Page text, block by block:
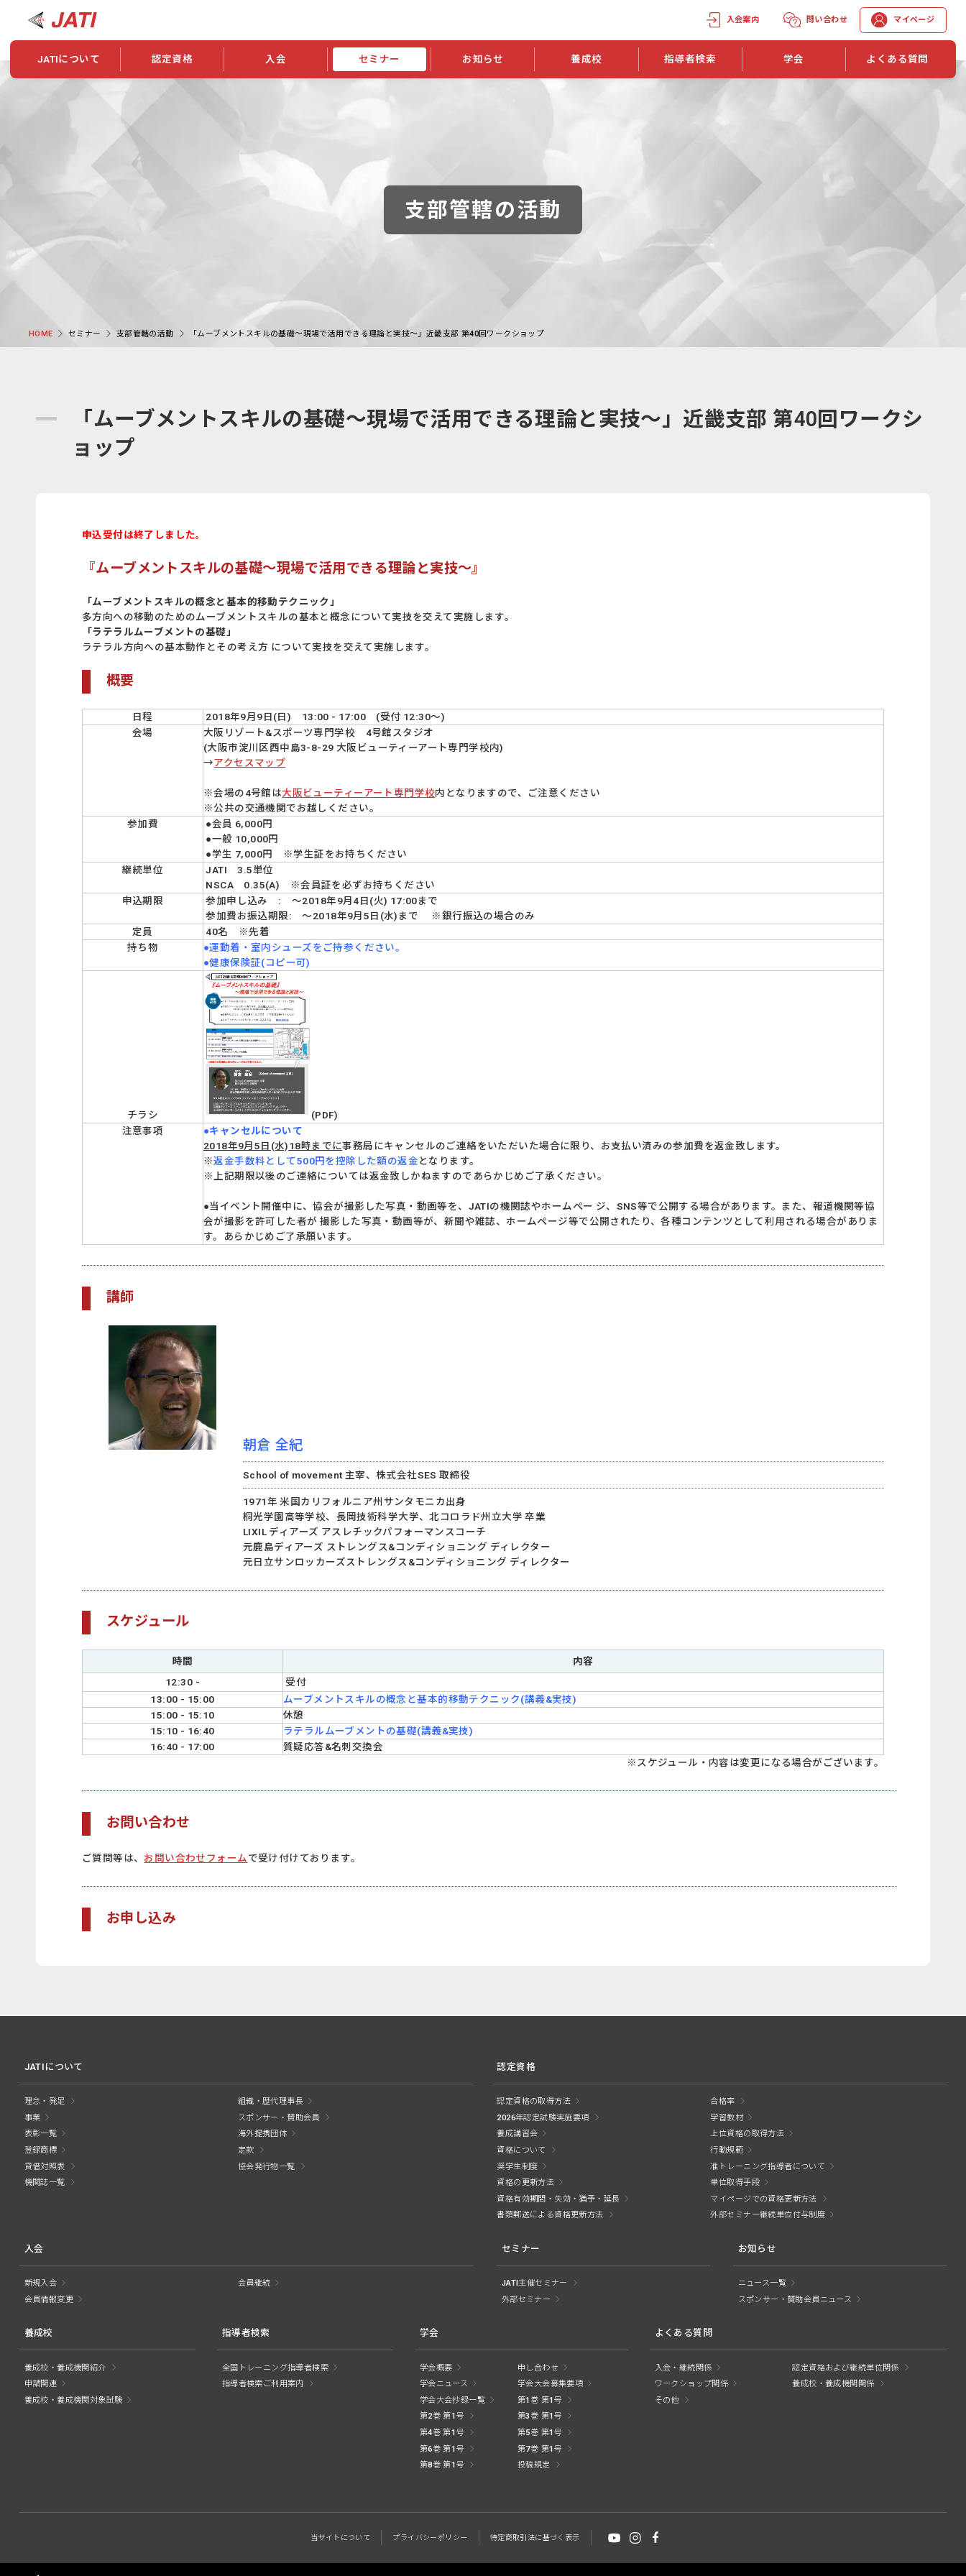
入会案内 問い合わせ マイページ
JATIについて
JATIについて
JATIの発行物
認定資格
資格について
2026年認定試験実施要項
資格について
准トレーニング指導者について
資格の更新
入会 セミナー お知らせ
スポンサー・賛助会員ニュース
養成校 指導者検索
指導者検索ご利用案内
学会
学会概要
学会大会 学会誌
よくある質問
認定資格および継続単位関係
支部管轄の活動
HOME セミナー 支部管轄の活動 「ムーブメントスキルの基礎〜現場で活用できる理論と実技〜」近畿支部 第40回ワークショップ
「ムーブメントスキルの基礎〜現場で活用できる理論と実技〜」近畿支部 第40回ワークシ
ョップ
申込受付は終了しました。
『ムーブメントスキルの基礎〜現場で活用できる理論と実技〜』
「ムーブメントスキルの概念と基本的移動テクニック」
多方向への移動のためのムーブメントスキルの基本と概念について実技を交えて実施します。
「ラテラルムーブメントの基礎」
ラテラル方向への基本動作とその考え方 について実技を交えて実施します。
概要
日程
2018年9月9日(日) 13:00 - 17:00 (受付 12:30～)
会場
大阪リゾート&スポーツ専門学校 4号館スタジオ
(大阪市淀川区西中島3-8-29 大阪ビューティーアート専門学校内)
→アクセスマップ
※会場の4号館は大阪ビューティーアート専門学校内となりますので、ご注意ください
※公共の交通機関でお越しください。
参加費
●会員 6,000円
●一般 10,000円
●学生 7,000円 ※学生証をお持ちください
継続単位
JATI 3.5単位
NSCA 0.35(A) ※会員証を必ずお持ちください
申込期限
参加申し込み : ～2018年9月4日(火) 17:00まで
参加費お振込期限: ～2018年9月5日(水)まで ※銀行振込の場合のみ
定員
40名 ※先着
持ち物
●運動着・室内シューズをご持参ください。
●健康保険証(コピー可)
チラシ
(PDF)
注意事項
●キャンセルについて
2018年9月5日(水)18時までに事務局にキャンセルのご連絡をいただいた場合に限り、お支払い済みの参加費を返金致します。
※返金手数料として500円を控除した額の返金となります。
※上記期限以後のご連絡については返金致しかねますのであらかじめご了承ください。
●当イベント開催中に、協会が撮影した写真・動画等を、JATIの機関誌やホームペー ジ、SNS等で公開する場合があります。また、報道機関等協
会が撮影を許可した者が 撮影した写真・動画等が、新聞や雑誌、ホームページ等で公開されたり、各種コンテンツとして利用される場合がありま
す。あらかじめご了承願います。
講師
朝倉 全紀
School of movement 主宰、株式会社SES 取締役
1971年 ⽶国カリフォルニア州サンタモニカ出⾝
桐光学園⾼等学校、⻑岡技術科学⼤学、北コロラド州⽴⼤学 卒業
LIXIL ディアーズ アスレチックパフォーマンスコーチ
元⿅島ディアーズ ストレングス&コンディショニング ディレクター
元⽇⽴サンロッカーズストレングス&コンディショニング ディレクター
スケジュール
時間
内容
12:30 -
受付
13:00 - 15:00
ムーブメントスキルの概念と基本的移動テクニック(講義&実技)
15:00 - 15:10
休憩
15:10 - 16:40
ラテラルムーブメントの基礎(講義&実技)
16:40 - 17:00
質疑応答&名刺交換会
※スケジュール・内容は変更になる場合がございます。
お問い合わせ
ご質問等は、 お問い合わせフォームで受け付けております。
お申し込み
JATIについて
理念・発足
組織・歴代理事長
事業
スポンサー・賛助会員
表彰一覧
海外提携団体
登録商標
定款
貸借対照表
協会発行物一覧
機関誌一覧
認定資格
認定資格の取得方法
合格率
2026年認定試験実施要項
学習教材
養成講習会
上位資格の取得方法
資格について
行動規範
奨学生制度
准トレーニング指導者について
資格の更新方法
単位取得手段
資格有効期間・失効・猶予・延長
マイページでの資格更新方法
書類郵送による資格更新方法
外部セミナー継続単位付与制度
入会
新規入会
会員継続
会員情報変更
セミナー
JATI主催セミナー
外部セミナー
お知らせ
ニュース一覧
スポンサー・賛助会員ニュース
養成校
養成校・養成機関紹介
申請関連
養成校・養成機関対象試験
指導者検索
全国トレーニング指導者検索
指導者検索ご利用案内
学会
学会概要
申し合わせ
学会ニュース
学会大会募集要項
学会大会抄録一覧
第1巻 第1号
第2巻 第1号
第3巻 第1号
第4巻 第1号
第5巻 第1号
第6巻 第1号
第7巻 第1号
第8巻 第1号
投稿規定
よくある質問
入会・継続関係
認定資格および継続単位関係
ワークショップ関係
養成校・養成機関関係
その他
当サイトについて プライバシーポリシー 特定商取引法に基づく表示